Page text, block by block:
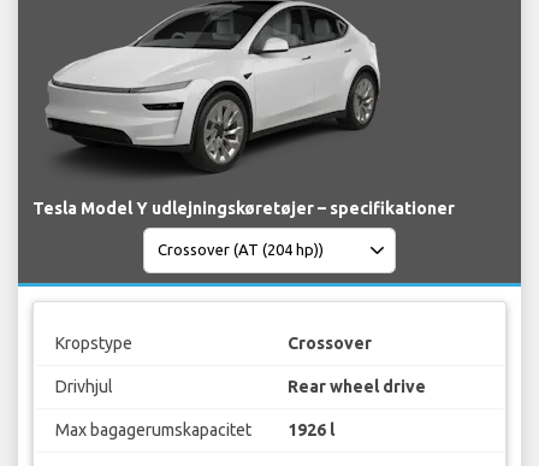
Tesla Model Y udlejningskøretøjer – specifikationer
Kropstype Crossover
Drivhjul Rear wheel drive
Max bagagerumskapacitet 1926 l